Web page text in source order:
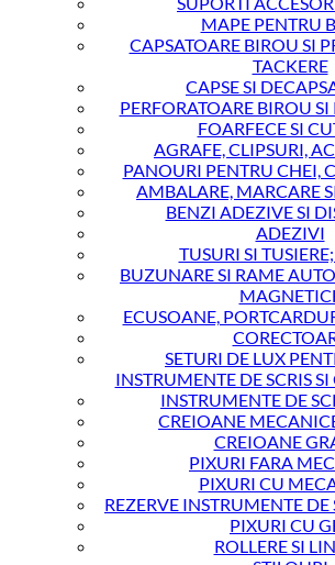
MAPE PENTRU
CAPSATOARE BIROU SI
TACKERE
CAPSE SI
PERFORATOARE BIROU
FOARFECE SI
AGRAFE, CLIPSURI,
PANOURI PENTRU CHEI,
AMBALARE, MARCARE
BENZI ADEZIVE SI
ADEZIVI
TUSURI SI
BUZUNARE SI RAME
ECUSOANE,
SETURI DE LUX
INSTRUMENTE DE SCRIS SI
INSTRUMENTE DE
CREIOANE
CREIOANE
PIXURI FARA
PIXURI CU
REZERVE INSTRUMENTE DE
PIXURI CU
ROLLERE SI